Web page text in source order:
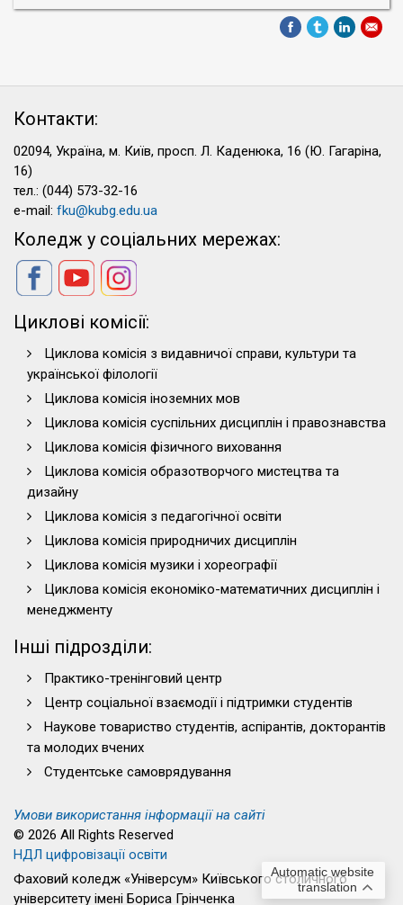
Automatic website
translation
Контакти:
02094, Україна, м. Київ, просп. Л. Каденюка, 16 (Ю. Гагаріна,
16)
тел.: (044) 573-32-16
e-mail: fku@kubg.edu.ua
Коледж у соціальних мережах:
Циклові комісії:
Циклова комісія з видавничої справи, культури та
української філології
Циклова комісія іноземних мов
Циклова комісія суспільних дисциплін і правознавства
Циклова комісія фізичного виховання
Циклова комісія образотворчого мистецтва та
дизайну
Циклова комісія з педагогічної освіти
Циклова комісія природничих дисциплін
Циклова комісія музики і хореографії
Циклова комісія економіко-математичних дисциплін і
менеджменту
Інші підрозділи:
Практико-тренінговий центр
Центр соціальної взаємодії і підтримки студентів
Наукове товариство студентів, аспірантів, докторантів
та молодих вчених
Студентське самоврядування
Умови використання інформації на сайті
© 2026 All Rights Reserved
НДЛ цифровізації освіти
Фаховий коледж «Універсум» Київського столичного
університету імені Бориса Грінченка